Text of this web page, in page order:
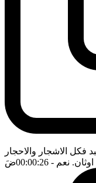
فكل الاشجار والاحجار
نعم - 00:00:26 ضَ